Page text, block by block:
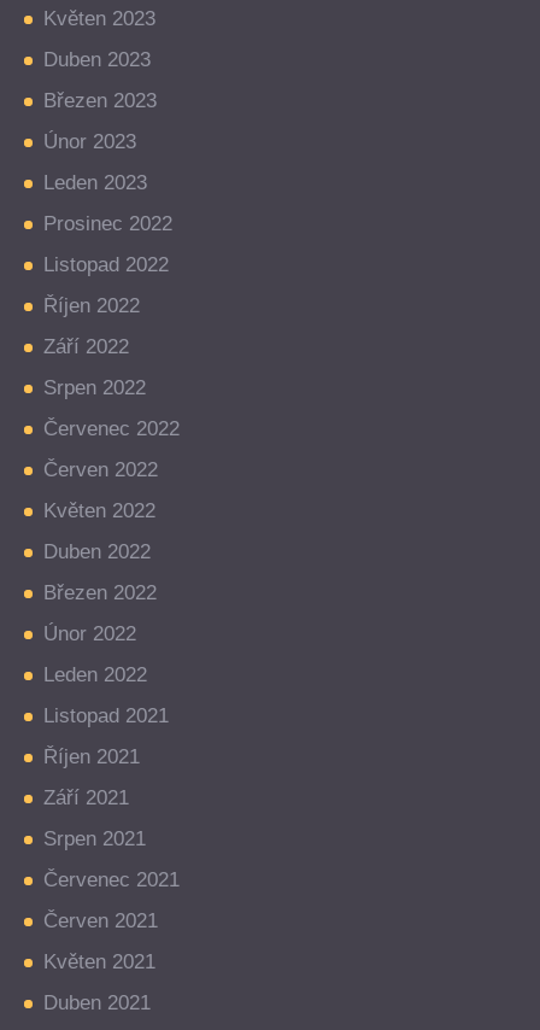
Květen 2023
Duben 2023
Březen 2023
Únor 2023
Leden 2023
Prosinec 2022
Listopad 2022
Říjen 2022
Září 2022
Srpen 2022
Červenec 2022
Červen 2022
Květen 2022
Duben 2022
Březen 2022
Únor 2022
Leden 2022
Listopad 2021
Říjen 2021
Září 2021
Srpen 2021
Červenec 2021
Červen 2021
Květen 2021
Duben 2021